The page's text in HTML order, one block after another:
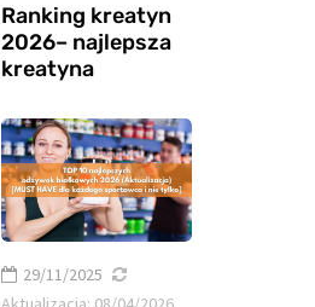
Ranking kreatyn
2026– najlepsza
kreatyna
29/11/2025